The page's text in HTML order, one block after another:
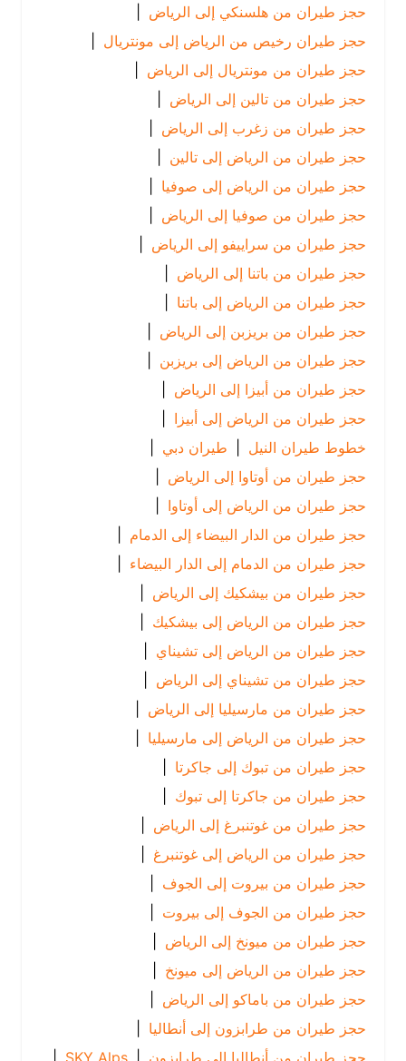
حجز طيران من هلسنكي إلى الرياض
|
حجز طيران رخيص من الرياض إلى مونتريال |
حجز طيران من مونتريال إلى الرياض
|
حجز طيران من تالين إلى الرياض
|
حجز طيران من زغرب إلى الرياض
|
حجز طيران من الرياض إلى تالين
|
حجز طيران من الرياض إلى صوفيا
|
حجز طيران من صوفيا إلى الرياض
|
حجز طيران من سراييفو إلى الرياض
|
حجز طيران من باتنا إلى الرياض
|
حجز طيران من الرياض إلى باتنا |
حجز طيران من بريزبن إلى الرياض
|
حجز طيران من الرياض إلى بريزبن |
حجز طيران من أبيزا إلى الرياض
|
حجز طيران من الرياض إلى أبيزا
خطوط طيران النيل | طيران دبي |
حجز طيران من أوتاوا إلى الرياض
|
حجز طيران من الرياض إلى أوتاوا |
حجز طيران من الدار البيضاء إلى الدمام
|
حجز طيران من الدمام إلى الدار البيضاء |
حجز طيران من بيشكيك إلى الرياض
|
حجز طيران من الرياض إلى بيشكيك |
حجز طيران من الرياض إلى تشيناي |
حجز طيران من تشيناي إلى الرياض
|
حجز طيران من مارسيليا إلى الرياض
|
حجز طيران من الرياض إلى مارسيليا |
حجز طيران من تبوك إلى جاكرتا
|
حجز طيران من جاكرتا إلى تبوك
|
حجز طيران من غوتنبرغ إلى الرياض
|
حجز طيران من الرياض إلى غوتنبرغ |
حجز طيران من بيروت إلى الجوف |
حجز طيران من الجوف إلى بيروت
|
حجز طيران من ميونخ إلى الرياض
|
حجز طيران من الرياض إلى ميونخ |
حجز طيران من باماكو إلى الرياض
|
حجز طيران من طرابزون إلى أنطاليا
|
حجز طيران من أنطاليا إلى طرابزون |
SKY Alps
|